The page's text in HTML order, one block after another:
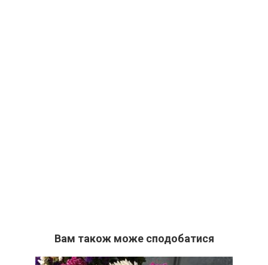
Вам також може сподобатися